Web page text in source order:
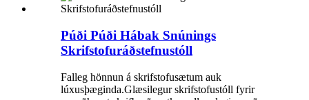
Púði Púði Hábak Snúnings
Skrifstofuráðstefnustóll
Falleg hönnun á skrifstofusætum auk
lúxusþæginda.Glæsilegur skrifstofustóll fyrir